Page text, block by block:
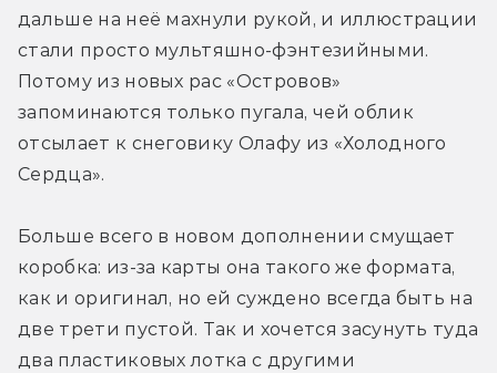
дальше на неё махнули рукой, и иллюстрации
стали просто мультяшно-фэнтезийными.
Потому из новых рас «Островов»
запоминаются только пугала, чей облик
отсылает к снеговику Олафу из «Холодного
Сердца».
Больше всего в новом дополнении смущает
коробка: из-за карты она такого же формата,
как и оригинал, но ей суждено всегда быть на
две трети пустой. Так и хочется засунуть туда
два пластиковых лотка с другими